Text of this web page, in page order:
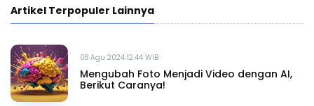
Artikel Terpopuler Lainnya
08 Agu 2024 12.44 WIB
Mengubah Foto Menjadi Video dengan AI,
Berikut Caranya!